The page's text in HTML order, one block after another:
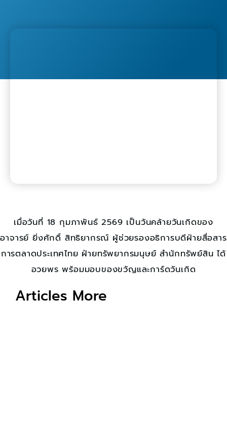
เมื่อวันที่ 18 กุมภาพันธ์ 2569 เป็นวันคล้ายวันเกิดของ
อาจารย์ ยิ่งศักดิ์ สิทธิยากรณ์ ผู้ช่วยรองอธิการบดีฝ่ายสื่อสาร
การตลาดประเทศไทย ฝ่ายทรัพยากรมนุษย์ สำนักทรัพย์สิน ได้
อวยพร พร้อมมอบของขวัญและการ์ดวันเกิด
Articles More